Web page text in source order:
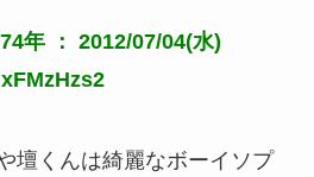
年 ： 2012/07/04(水)
壇くんは綺麗なボーイソプ